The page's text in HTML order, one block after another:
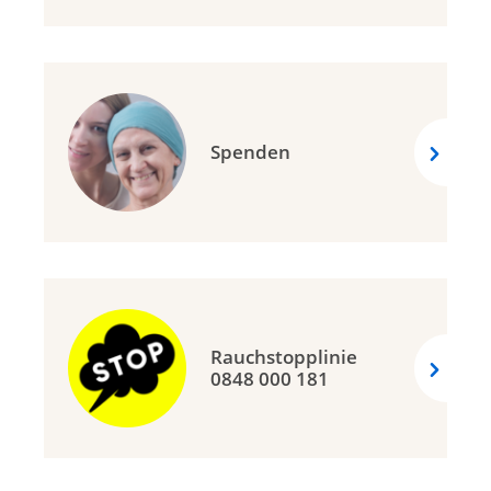
Spenden
Rauchstopplinie
0848 000 181